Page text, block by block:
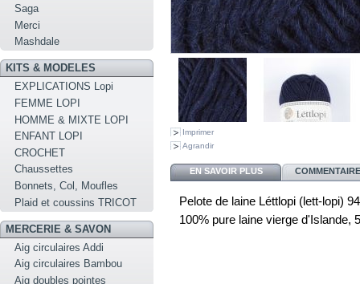
Saga
Merci
Mashdale
KITS & MODELES
EXPLICATIONS Lopi
FEMME LOPI
HOMME & MIXTE LOPI
ENFANT LOPI
CROCHET
Chaussettes
Bonnets, Col, Moufles
Plaid et coussins TRICOT
MERCERIE & SAVON
Aig circulaires Addi
Aig circulaires Bambou
Aig doubles pointes
Imprimer
Agrandir
EN SAVOIR PLUS
Pelote de laine Léttlopi (lett-lopi)
100% pure laine vierge d'Islande,